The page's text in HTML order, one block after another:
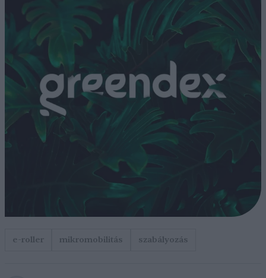
e-roller mikromobilitás szabályozás